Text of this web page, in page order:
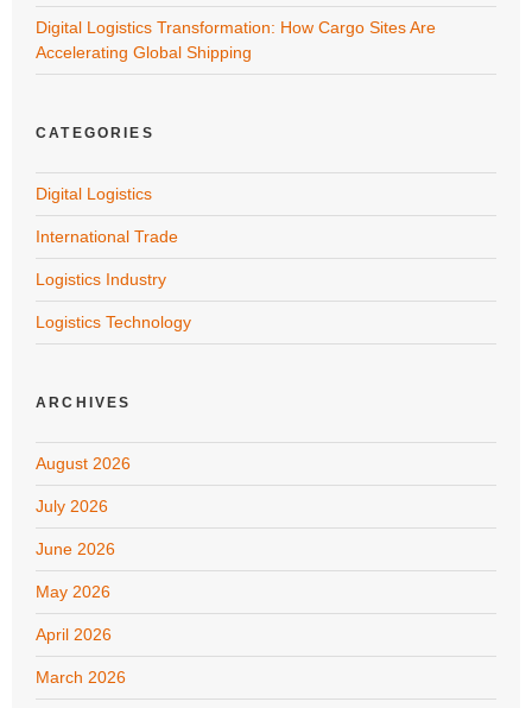
Digital Logistics Transformation: How Cargo Sites Are
Accelerating Global Shipping
CATEGORIES
Digital Logistics
International Trade
Logistics Industry
Logistics Technology
ARCHIVES
August 2026
July 2026
June 2026
May 2026
April 2026
March 2026